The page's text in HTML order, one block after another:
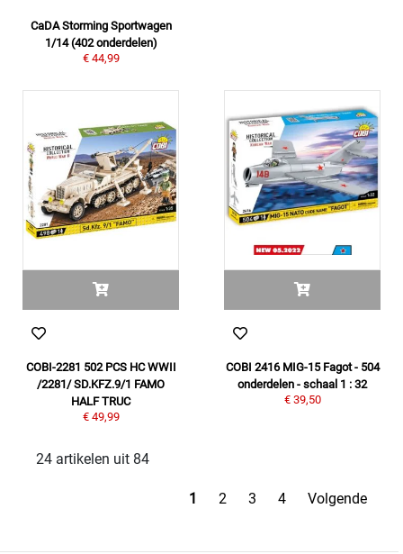
CaDA Storming Sportwagen
1/14 (402 onderdelen)
€ 44,99
COBI-2281 502 PCS HC WWII
/2281/ SD.KFZ.9/1 FAMO
HALF TRUC
€ 49,99
COBI 2416 MIG-15 Fagot - 504
onderdelen - schaal 1 : 32
€ 39,50
24 artikelen uit 84
1 2 3 4 Volgende